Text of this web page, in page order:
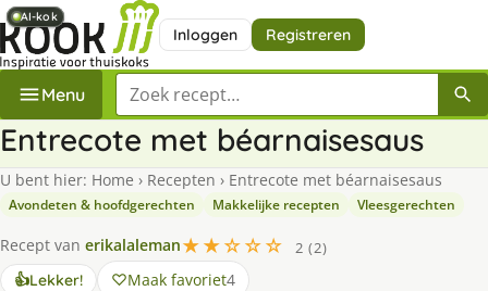
Inloggen Registreren
Menu Zoek een recept
Entrecote met béarnaisesaus
U bent hier: Home › Recepten › Entrecote met béarnaisesaus
Avondeten & hoofdgerechten Makkelijke recepten Vleesgerechten
Recept van erikalaleman★★☆☆☆
2 (2)
👍Lekker! Maak favoriet4
AI-kok
AI-kok
AI-kok